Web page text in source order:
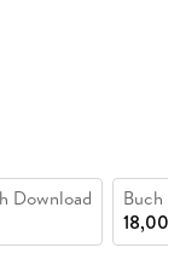
Download
Buch
18,00